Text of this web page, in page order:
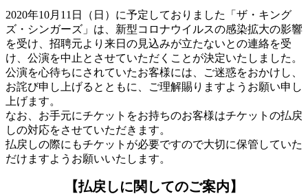
2020年10月11日（日）に予定しておりました「ザ・キング
ズ・シンガーズ」は、新型コロナウイルスの感染拡大の影響
を受け、招聘元より来日の見込みが立たないとの連絡を受
け、公演を中止とさせていただくことが決定いたしました。
公演を心待ちにされていたお客様には、ご迷惑をおかけし、
お詫び申し上げるとともに、ご理解賜りますようお願い申し
上げます。
なお、お手元にチケットをお持ちのお客様はチケットの払戻
しの対応をさせていただきます。
払戻しの際にもチケットが必要ですので大切に保管していた
だけますようお願いいたします。
【払戻しに関してのご案内】